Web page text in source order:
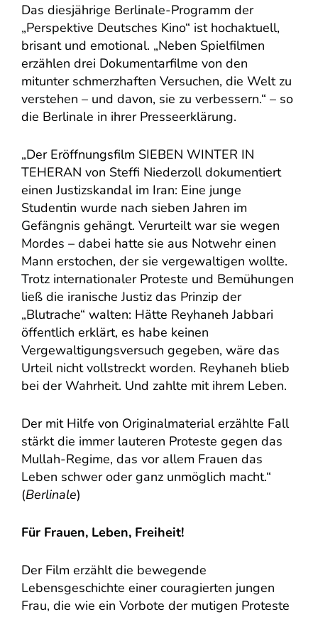
Das diesjährige Berlinale-Programm der
„Perspektive Deutsches Kino“ ist hochaktuell,
brisant und emotional. „Neben Spielfilmen
erzählen drei Dokumentarfilme von den
mitunter schmerzhaften Versuchen, die Welt zu
verstehen – und davon, sie zu verbessern.“ – so
die Berlinale in ihrer Presseerklärung.
„Der Eröffnungsfilm SIEBEN WINTER IN
TEHERAN von Steffi Niederzoll dokumentiert
einen Justizskandal im Iran: Eine junge
Studentin wurde nach sieben Jahren im
Gefängnis gehängt. Verurteilt war sie wegen
Mordes – dabei hatte sie aus Notwehr einen
Mann erstochen, der sie vergewaltigen wollte.
Trotz internationaler Proteste und Bemühungen
ließ die iranische Justiz das Prinzip der
„Blutrache“ walten: Hätte Reyhaneh Jabbari
öffentlich erklärt, es habe keinen
Vergewaltigungsversuch gegeben, wäre das
Urteil nicht vollstreckt worden. Reyhaneh blieb
bei der Wahrheit. Und zahlte mit ihrem Leben.
Der mit Hilfe von Originalmaterial erzählte Fall
stärkt die immer lauteren Proteste gegen das
Mullah-Regime, das vor allem Frauen das
Leben schwer oder ganz unmöglich macht.“
(Berlinale)
Für Frauen, Leben, Freiheit!
Der Film erzählt die bewegende
Lebensgeschichte einer couragierten jungen
Frau, die wie ein Vorbote der mutigen Proteste